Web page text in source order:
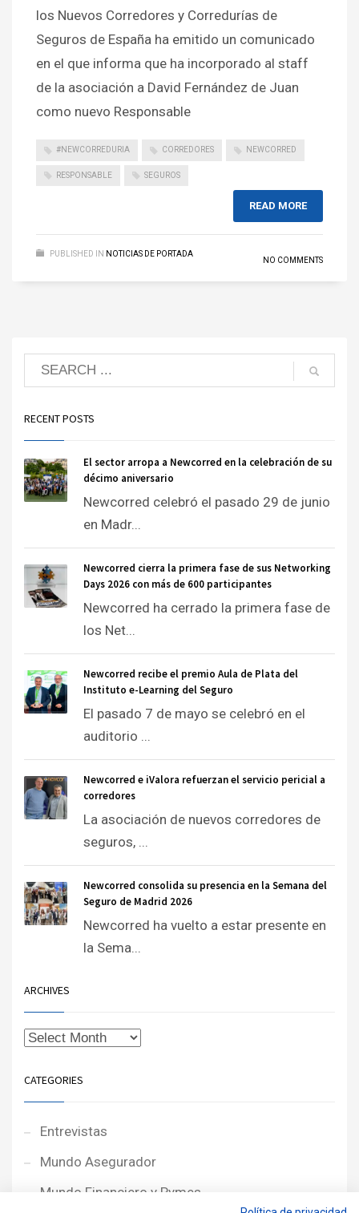
los Nuevos Corredores y Corredurías de
Seguros de España ha emitido un comunicado
en el que informa que ha incorporado al staff
de la asociación a David Fernández de Juan
como nuevo Responsable
#NEWCORREDURIA CORREDORES NEWCORRED
RESPONSABLE SEGUROS
READ MORE
PUBLISHED IN NOTICIAS DE PORTADA
NO COMMENTS
RECENT POSTS
El sector arropa a Newcorred en la celebración de su
décimo aniversario
Newcorred celebró el pasado 29 de junio
en Madr...
Newcorred cierra la primera fase de sus Networking
Days 2026 con más de 600 participantes
Newcorred ha cerrado la primera fase de
los Net...
Newcorred recibe el premio Aula de Plata del
Instituto e-Learning del Seguro
El pasado 7 de mayo se celebró en el
auditorio ...
Newcorred e iValora refuerzan el servicio pericial a
corredores
La asociación de nuevos corredores de
seguros, ...
Newcorred consolida su presencia en la Semana del
Seguro de Madrid 2026
Newcorred ha vuelto a estar presente en
la Sema...
ARCHIVES
CATEGORIES
Entrevistas
Mundo Asegurador
Mundo Financiero y Pymes